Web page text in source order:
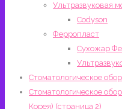
Ультразвуковая
Codyson
Ферропласт
Сухожар
Стоматологическое
Стоматологическое
Корея) (страница 2)